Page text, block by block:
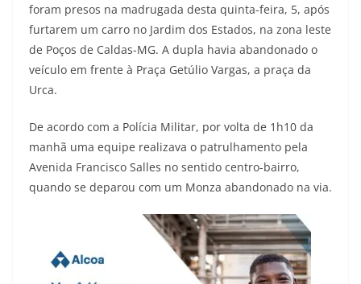
foram presos na madrugada desta quinta-feira, 5, após
furtarem um carro no Jardim dos Estados, na zona leste
de Poços de Caldas-MG. A dupla havia abandonado o
veículo em frente à Praça Getúlio Vargas, a praça da
Urca.
De acordo com a Polícia Militar, por volta de 1h10 da
manhã uma equipe realizava o patrulhamento pela
Avenida Francisco Salles no sentido centro-bairro,
quando se deparou com um Monza abandonado na via.